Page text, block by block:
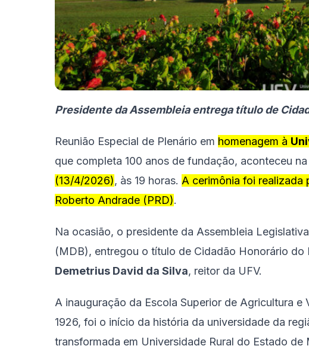
Presidente da Assembleia entrega título de
Reunião Especial de Plenário em homenagem à
que completa 100 anos de fundação, aconteceu
(13/4/2026), às 19 horas. A cerimônia foi realizada
Roberto Andrade (PRD).
Na ocasião, o presidente da Assembleia
(MDB), entregou o título de Cidadão Honorário do
Demetrius David da Silva, reitor da UFV.
A inauguração da Escola Superior de Agricultura
1926, foi o início da história da universidade da
transformada em Universidade Rural do Estado